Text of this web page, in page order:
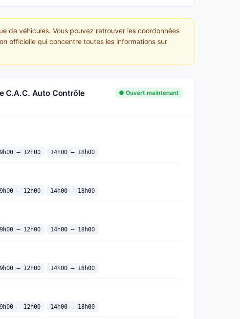
de véhicules. Vous pouvez retrouver les coordonnées
officielle qui concentre toutes les informations sur
C.A.C. Auto Contrôle ● Ouvert maintenant
— 12h00 14h00 — 18h00
— 12h00 14h00 — 18h00
— 12h00 14h00 — 18h00
— 12h00 14h00 — 18h00
— 12h00 14h00 — 18h00